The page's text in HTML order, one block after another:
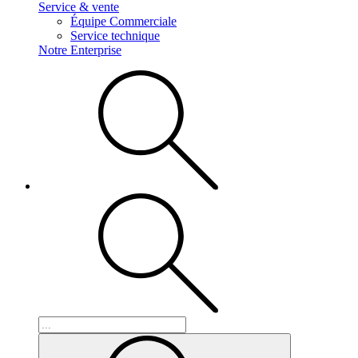
Service & vente
Équipe Commerciale
Service technique
Notre Enterprise